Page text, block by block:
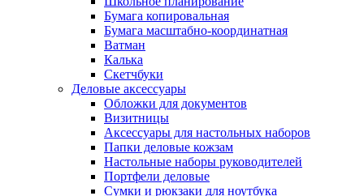
Бумага копировальная
Бумага масштабно-координатная
Ватман
Калька
Скетчбуки
Деловые аксессуары
Обложки для документов
Визитницы
Аксессуары для настольных наборов
Папки деловые кожзам
Настольные наборы руководителей
Портфели деловые
Сумки и рюкзаки для ноутбука